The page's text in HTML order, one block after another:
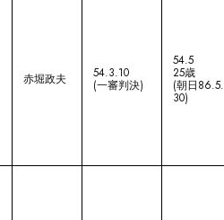
赤堀政夫 54.3.10
(一審判決)
54.5
25歳
(朝日86.5.
30)